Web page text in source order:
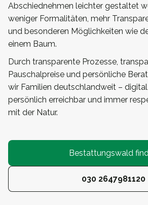
Abschiednehmen leichter gestaltet
weniger Formalitäten, mehr
und besonderen Möglichkeiten wie
einem Baum.
Durch transparente Prozesse,
Pauschalpreise und persönliche
wir Familien deutschlandweit –
persönlich erreichbar und immer
mit der Natur.
Bestattungswald
030 2647981120